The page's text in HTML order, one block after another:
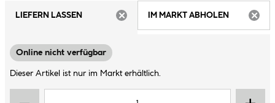
LIEFERN LASSEN
IM MARKT ABHOLEN
Online nicht verfügbar
Dieser Artikel ist nur im Markt erhältlich.